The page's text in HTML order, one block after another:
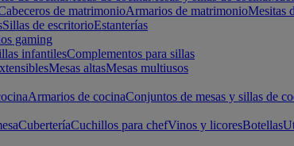
de matrimonioArmarios de matrimonioMesitas
Sillas de escritorioEstanterías
gaming
infantilesComplementos para sillas
Mesas altasMesas multiusos
Armarios de cocinaConjuntos de mesas y sillas de
CuberteríaCuchillos para chefVinos y licoresBotellas